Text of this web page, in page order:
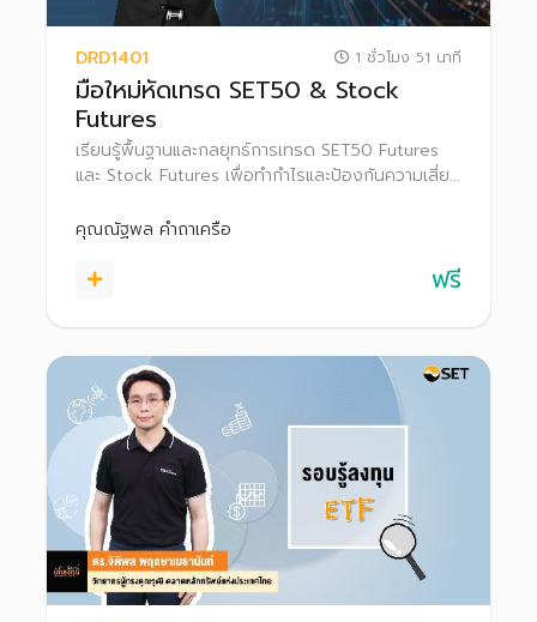
DRD1401 1 ชั่วโมง 51 นาที
มือใหม่หัดเทรด SET50 & Stock
Futures
เรียนรู้พื้นฐานและกลยุทธ์การเทรด SET50 Futures
และ Stock Futures เพื่อทำกำไรและป้องกันความเสี่ยง
คุณณัฐพล คำถาเครือ
ฟรี